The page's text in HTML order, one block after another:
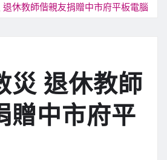
退休教師偕親友捐贈中市府平板電腦
災 退休教師
贈中市府平